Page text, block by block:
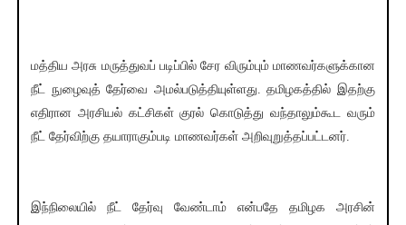
மத்திய அரசு மருத்துவப் படிப்பில் சேர விரும்பும் மாணவர்களுக்கான
நீட் நுழைவுத் தேர்வை அமல்படுத்தியுள்ளது. தமிழகத்தில் இதற்கு
எதிரான அரசியல் கட்சிகள் குரல் கொடுத்து வந்தாலும்கூட வரும்
நீட் தேர்விற்கு தயாராகும்படி மாணவர்கள் அறிவுறுத்தப்பட்டனர்.
இந்நிலையில் நீட் தேர்வு வேண்டாம் என்பதே தமிழக அரசின்